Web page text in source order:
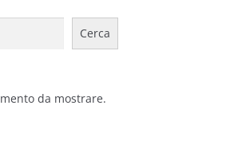
Cerca
da mostrare.